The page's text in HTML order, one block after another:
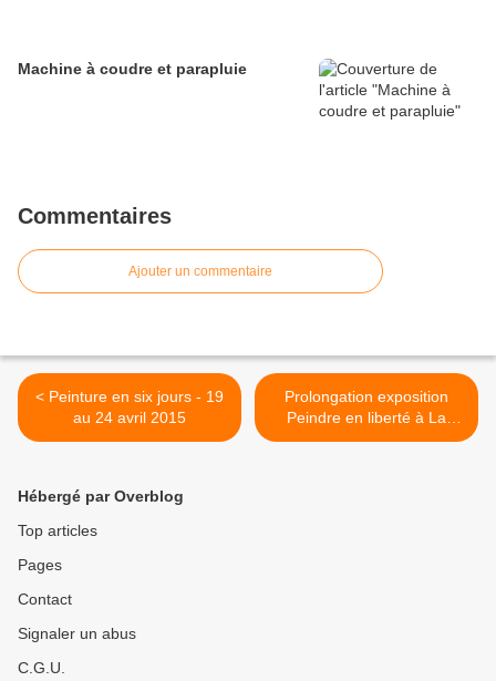
Machine à coudre et parapluie
Commentaires
Ajouter un commentaire
< Peinture en six jours - 19
au 24 avril 2015
Prolongation exposition
Peindre en liberté à La
Garenne-Colombes* >
Hébergé par Overblog
Top articles
Pages
Contact
Signaler un abus
C.G.U.